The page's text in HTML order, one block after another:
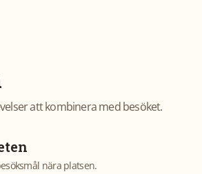
att kombinera med besöket.
nära platsen.